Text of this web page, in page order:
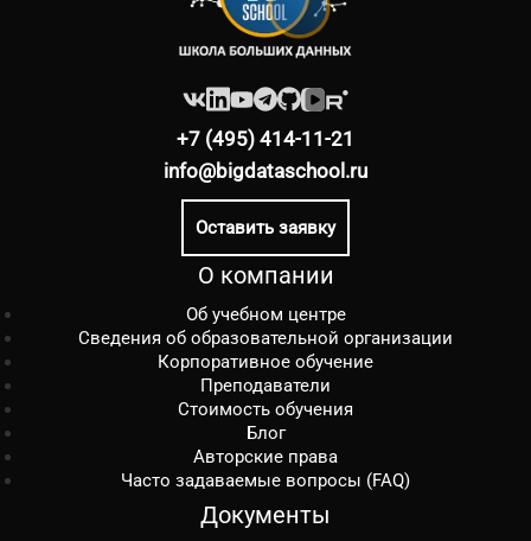
+7 (495) 414-11-21
info@bigdataschool.ru
Оставить заявку
О компании
Об учебном центре
Сведения об образовательной организации
Корпоративное обучение
Преподаватели
Стоимость обучения
Блог
Авторские права
Часто задаваемые вопросы (FAQ)
Документы